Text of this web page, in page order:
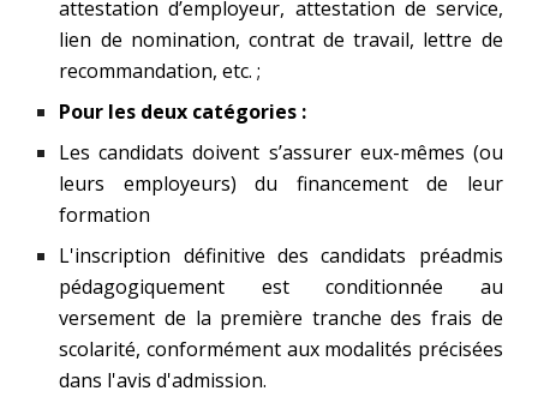
attestation d’employeur, attestation de service,
lien de nomination, contrat de travail, lettre de
recommandation, etc. ;
Pour les deux catégories :
Les candidats doivent s’assurer eux-mêmes (ou
leurs employeurs) du financement de leur
formation
L'inscription définitive des candidats préadmis
pédagogiquement est conditionnée au
versement de la première tranche des frais de
scolarité, conformément aux modalités précisées
dans l'avis d'admission.